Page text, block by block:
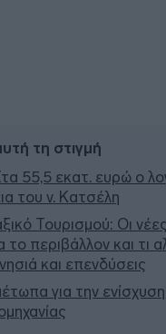
τη στιγμή
55,5 εκατ. ευρώ ο
του ν. Κατσέλη
Τουρισμού: Οι
το περιβάλλον και τι
και επενδύσεις
για την